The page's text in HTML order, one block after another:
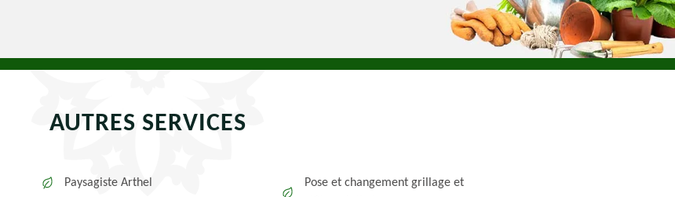
AUTRES SERVICES
Paysagiste Arthel
Pose et changement grillage et